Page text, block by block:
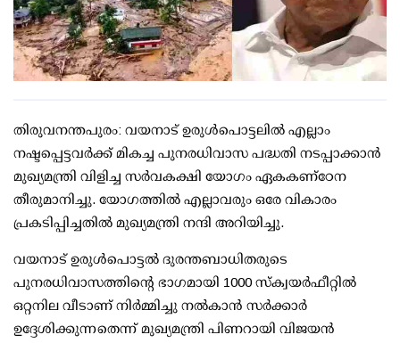
തിരുവനന്തപുരം: വയനാട് ഉരുള്‍പൊട്ടലില്‍ എല്ലാം
നഷ്ടപ്പെട്ടവര്‍ക്ക് മികച്ച പുനരധിവാസ പദ്ധതി നടപ്പാക്കാന്‍
മുഖ്യമന്ത്രി വിളിച്ച സര്‍വകക്ഷി യോഗം ഏകകണ്‌ഠേന
തീരുമാനിച്ചു. യോഗത്തില്‍ എല്ലാവരും ഒരേ വികാരം
പ്രകടിപ്പിച്ചതില്‍ മുഖ്യമന്ത്രി നന്ദി അറിയിച്ചു.
വയനാട് ഉരുള്‍പൊട്ടല്‍ ദുരന്തബാധിതരുടെ
പുനരധിവാസത്തിന്റെ ഭാഗമായി 1000 സ്‌ക്വയര്‍ഫീറ്റില്‍
ഒറ്റനില വീടാണ് നിര്‍മ്മിച്ചു നല്‍കാന്‍ സര്‍ക്കാര്‍
ഉദ്ദേശിക്കുന്നതെന്ന് മുഖ്യമന്ത്രി പിണറായി വിജയന്‍